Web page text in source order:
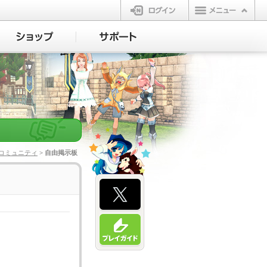
ログイン
コミュニティ > 自由掲示板